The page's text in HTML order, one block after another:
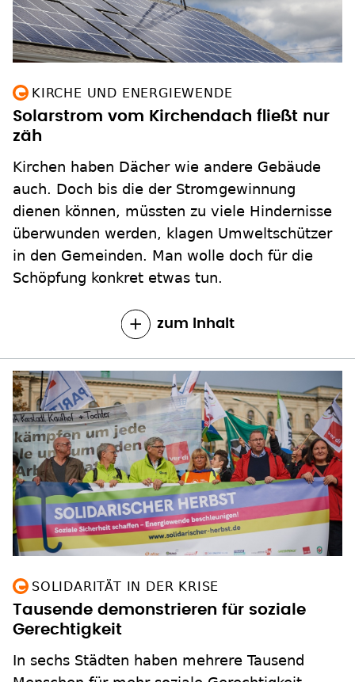
KIRCHE UND ENERGIEWENDE
Solarstrom vom Kirchendach fließt nur
zäh
Kirchen haben Dächer wie andere Gebäude
dienen können, müssten zu viele Hindernisse
überwunden werden, klagen Umweltschützer
in den Gemeinden. Man wolle doch für die
Schöpfung konkret etwas tun.
SOLIDARITÄT IN DER KRISE
Tausende demonstrieren für soziale
Gerechtigkeit
In sechs Städten haben mehrere Tausend
demonstriert. Im Mittelpunkt standen